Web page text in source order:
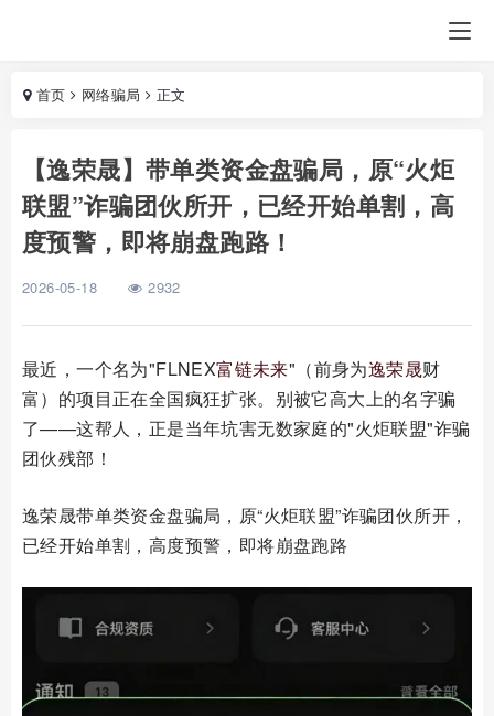
首页 网络骗局 正文
【逸荣晟】带单类资金盘骗局，原“火炬
联盟”诈骗团伙所开，已经开始单割，高
度预警，即将崩盘跑路！
2026-05-18 2932
最近，一个名为"FLNEX富链未来"（前身为逸荣晟财
富）的项目正在全国疯狂扩张。别被它高大上的名字骗
了——这帮人，正是当年坑害无数家庭的"火炬联盟"诈骗
团伙残部！
逸荣晟带单类资金盘骗局，原“火炬联盟”诈骗团伙所开，
已经开始单割，高度预警，即将崩盘跑路